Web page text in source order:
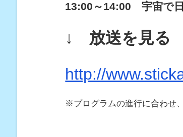
13:00～14:00 宇宙で
↓ 放送を見る
http://
※プログラムの進行に合わせ